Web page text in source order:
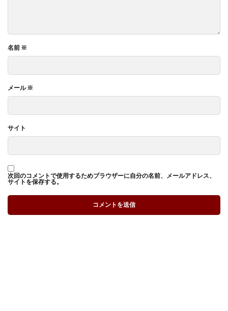
名前 ※
メール※
サイト
次回のコメントで使用するためブラウザーに自分の名前、メールアドレス、
サイトを保存する。